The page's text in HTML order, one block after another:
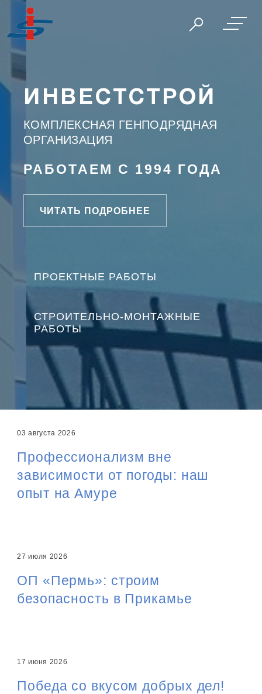
ИНВЕСТСТРОЙ
КОМПЛЕКСНАЯ ГЕНПОДРЯДНАЯ
ОРГАНИЗАЦИЯ
РАБОТАЕМ С 1994 ГОДА
ЧИТАТЬ ПОДРОБНЕЕ
ПРОЕКТНЫЕ РАБОТЫ
СТРОИТЕЛЬНО-МОНТАЖНЫЕ
РАБОТЫ
03 августа 2026
Профессионализм вне
зависимости от погоды: наш
опыт на Амуре
27 июля 2026
ОП «Пермь»: строим
безопасность в Прикамье
17 июня 2026
Победа со вкусом добрых дел!